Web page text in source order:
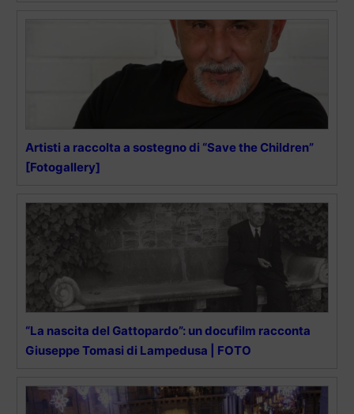
Artisti a raccolta a sostegno di “Save the Children”
[Fotogallery]
“La nascita del Gattopardo”: un docufilm racconta
Giuseppe Tomasi di Lampedusa | FOTO